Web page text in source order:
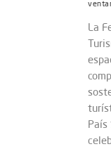
La
País